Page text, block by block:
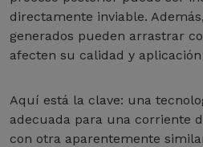
directamente inviable.
generados pueden arrastrar
afecten su calidad y
Aquí está la clave: una
adecuada para una corriente
con otra aparentemente